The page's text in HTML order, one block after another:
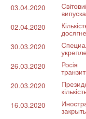
03.04.2020
02.04.2020
30.03.2020
26.03.2020
Росія
20.03.2020
16.03.2020